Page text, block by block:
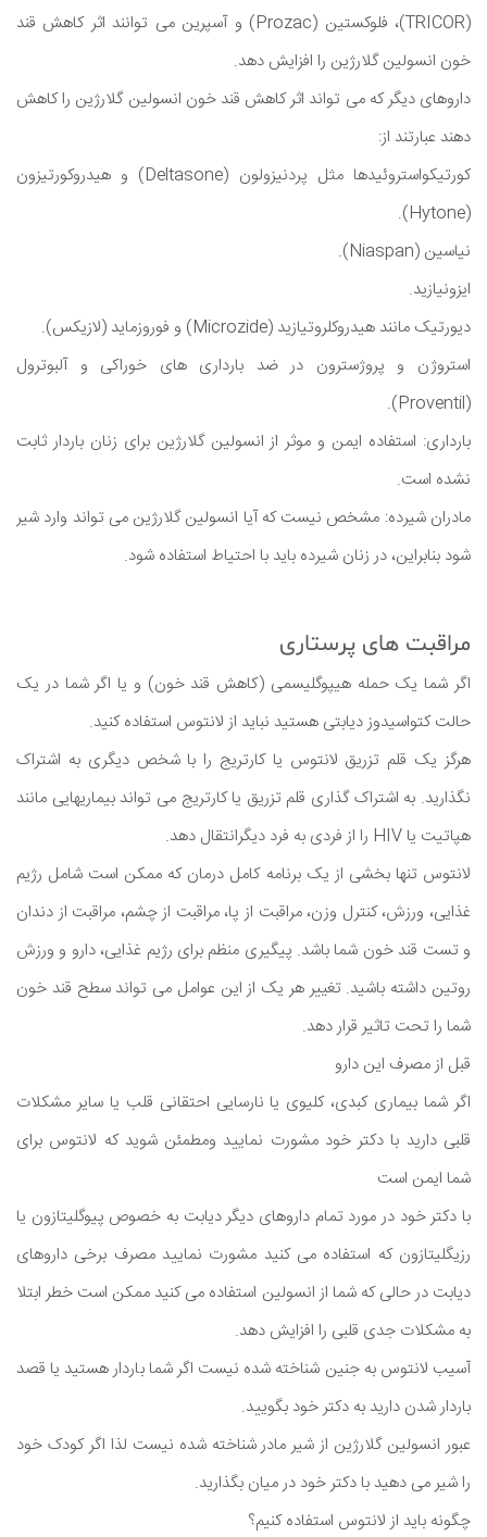
(TRICOR)، فلوکستین (Prozac) و آسپرین می توانند اثر کاهش قند
خون انسولین گلارژین را افزایش دهد.
داروهای دیگر که می تواند اثر کاهش قند خون انسولین گلارژین را کاهش
دهند عبارتند از:
کورتیکواستروئیدها مثل پردنیزولون (Deltasone) و هیدروکورتیزون
(Hytone).
نیاسین (Niaspan).
ایزونیازید.
دیورتیک مانند هیدروکلروتیازید (Microzide) و فوروزماید (لازیکس).
استروژن و پروژسترون در ضد بارداری های خوراکی و آلبوترول
(Proventil).
بارداری: استفاده ایمن و موثر از انسولین گلارژین برای زنان باردار ثابت
نشده است.
مادران شیرده: مشخص نیست که آیا انسولین گلارژین می تواند وارد شیر
شود بنابراین، در زنان شیرده باید با احتیاط استفاده شود.
مراقبت های پرستاری
اگر شما یک حمله هیپوگلیسمی (کاهش قند خون) و یا اگر شما در یک
حالت کتواسیدوز دیابتی هستید نباید از لانتوس استفاده کنید.
هرگز یک قلم تزریق لانتوس یا کارتریج را با شخص دیگری به اشتراک
نگذارید. به اشتراک گذاری قلم تزریق یا کارتریج می تواند بیماریهایی مانند
هپاتیت یا HIV را از فردی به فرد دیگرانتقال دهد.
لانتوس تنها بخشی از یک برنامه کامل درمان که ممکن است شامل رژیم
غذایی، ورزش، کنترل وزن، مراقبت از پا، مراقبت از چشم، مراقبت از دندان
و تست قند خون شما باشد. پیگیری منظم برای رژیم غذایی، دارو و ورزش
روتین داشته باشید. تغییر هر یک از این عوامل می تواند سطح قند خون
شما را تحت تاثیر قرار دهد.
قبل از مصرف این دارو
اگر شما بیماری کبدی، کلیوی یا نارسایی احتقانی قلب یا سایر مشکلات
قلبی دارید با دکتر خود مشورت نمایید ومطمئن شوید که لانتوس برای
شما ایمن است
با دکتر خود در مورد تمام داروهای دیگر دیابت به خصوص پیوگلیتازون یا
رزیگلیتازون که استفاده می کنید مشورت نمایید مصرف برخی داروهای
دیابت در حالی که شما از انسولین استفاده می کنید ممکن است خطر ابتلا
به مشکلات جدی قلبی را افزایش دهد.
آسیب لانتوس به جنین شناخته شده نیست اگر شما باردار هستید یا قصد
باردار شدن دارید به دکتر خود بگویید.
عبور انسولین گلارژین از شیر مادر شناخته شده نیست لذا اگر کودک خود
را شیر می دهید با دکتر خود در میان بگذارید.
چگونه باید از لانتوس استفاده کنیم؟